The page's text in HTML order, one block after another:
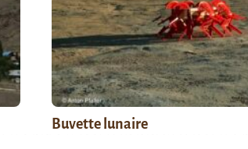
Buvette lunaire